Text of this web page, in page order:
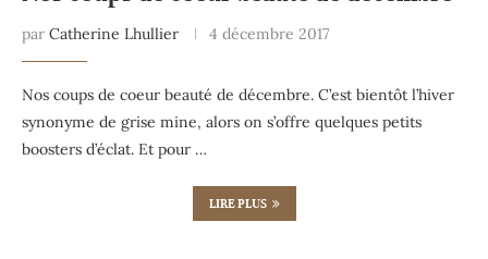
par Catherine Lhullier 4 décembre 2017
Nos coups de coeur beauté de décembre. C’est bientôt l’hiver
synonyme de grise mine, alors on s’offre quelques petits
boosters d’éclat. Et pour …
LIRE PLUS